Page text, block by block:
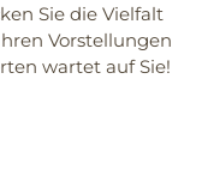
Sie die Vielfalt
Vorstellungen
wartet auf Sie!